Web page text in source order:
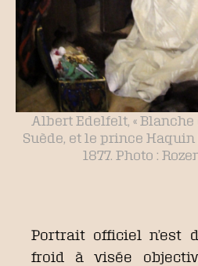
Albert Edelfelt, «
Suède, et le prince Haquin
1877. Photo :
Portrait officiel n’est
froid à visée